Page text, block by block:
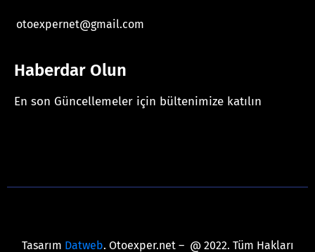
otoexpernet@gmail.com
Haberdar Olun
En son Güncellemeler için bültenimize katılın
Tasarım Datweb. Otoexper.net – @ 2022. Tüm Hakları